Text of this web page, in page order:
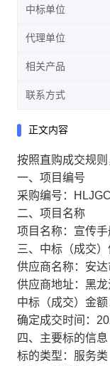
中标单位
代理单位
相关产品
联系方式
正文内容
按照直购成交规则
一、项目编号
采购编号：
二、项目名称
项目名称：宣传手
三、中标（成交）
供应商名称：安
供应商地址：黑
中标（成交）金额
确定成交时间：
四、主要标的信息
标的类型：服务类